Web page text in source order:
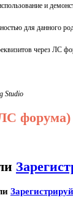
и
для данного
через ЛС
Studio
форума)